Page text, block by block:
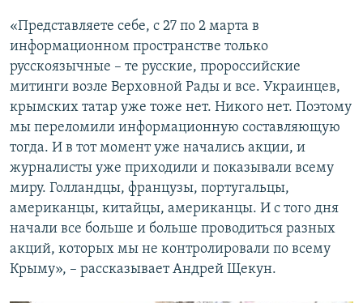
«Представляете себе, с 27 по 2 марта в
информационном пространстве только
русскоязычные – те русские, пророссийские
митинги возле Верховной Рады и все. Украинцев,
крымских татар уже тоже нет. Никого нет. Поэтому
мы переломили информационную составляющую
тогда. И в тот момент уже начались акции, и
журналисты уже приходили и показывали всему
миру. Голландцы, французы, португальцы,
американцы, китайцы, американцы. И с того дня
начали все больше и больше проводиться разных
акций, которых мы не контролировали по всему
Крыму», – рассказывает Андрей Щекун.